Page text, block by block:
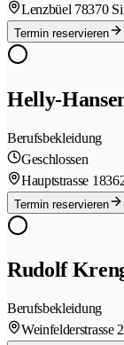
Lenzbüel 78370
Termin reservieren
Helly-
Berufsbekleidung
Geschlossen
Hauptstrasse 1
Termin reservieren
Rudolf
Berufsbekleidung
Weinfelderstrasse 2